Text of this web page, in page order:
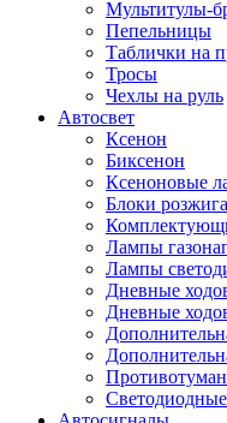
Мультитулы-
Пепельницы
Таблички на
Тросы
Чехлы на руль
Автосвет
Ксенон
Биксенон
Ксеноновые
Блоки
Лампы
Лампы
Дневные
Дневные